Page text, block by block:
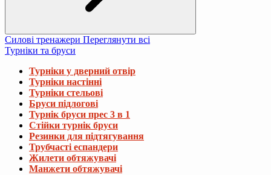
Силові тренажери Переглянути всі
Турніки та бруси
Турніки у дверний отвір
Турніки настінні
Турніки стельові
Бруси підлогові
Турнік бруси прес 3 в 1
Стійки турнік бруси
Резинки для підтягування
Трубчасті еспандери
Жилети обтяжувачі
Манжети обтяжувачі